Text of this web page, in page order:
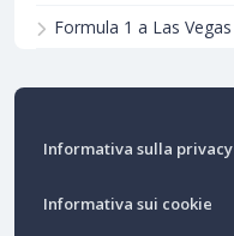
Formula 1 a Las Vegas
Informativa sulla privacy
Informativa sui cookie